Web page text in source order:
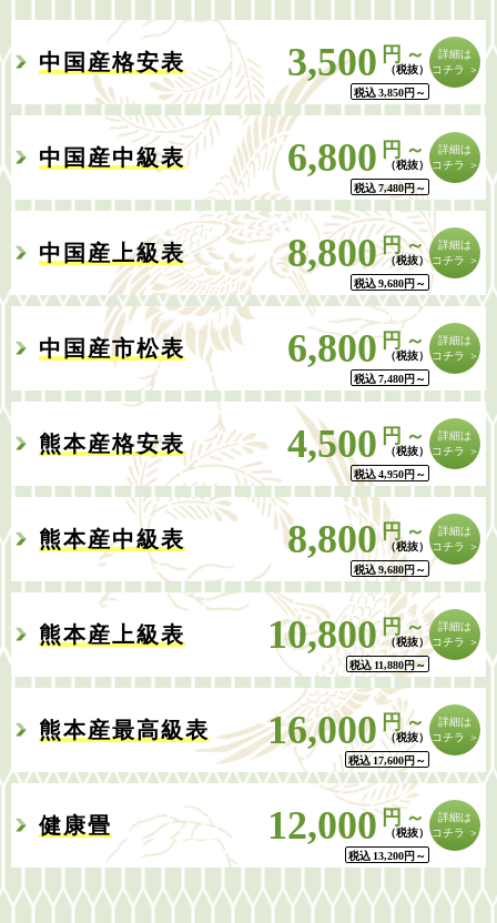
中国産格安表 3,500 円～
税込3,850円 ～
詳細は
コチラ ＞
中国産中級表 6,800 円～
税込7,480円～
詳細は
コチラ ＞
中国産上級表 8,800円～
税込9,680円 ～
詳細は
コチラ ＞
中国産市松表 6,800円～
税込7,480円 ～
詳細は
コチラ ＞
熊本産格安表 4,500 円～
税込4,950円 ～
詳細は
コチラ ＞
熊本産中級表 8,800 円～
税込9,680円 ～
詳細は
コチラ ＞
熊本産上級表 10,800円～
税込11,880円～
詳細は
コチラ ＞
熊本産最高級表 16,000 円～
税込 17,600円 ～
詳細は
コチラ ＞
健康畳 12,000円～
税込 13,200円 ～
詳細は
コチラ ＞